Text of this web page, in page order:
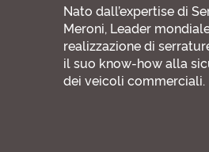
Nato dall’expertise di
Meroni, Leader
realizzazione di
il suo know-how alla
dei veicoli commerciali.